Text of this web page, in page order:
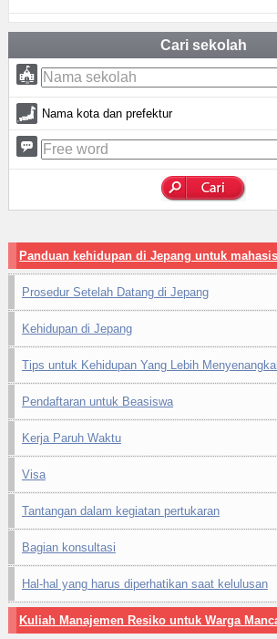
Cari sekolah
Nama kota dan prefektur
Panduan kehidupan di Jepang untuk
Prosedur Setelah Datang di Jepang
Kehidupan di Jepang
Tips untuk Kehidupan Yang Lebih
Pendaftaran untuk Beasiswa
Kerja Paruh Waktu
Visa
Tantangan dalam kegiatan pertukaran
Bagian konsultasi
Hal-hal yang harus diperhatikan saat kelulusan
Kuliah Manajemen Resiko untuk Warga